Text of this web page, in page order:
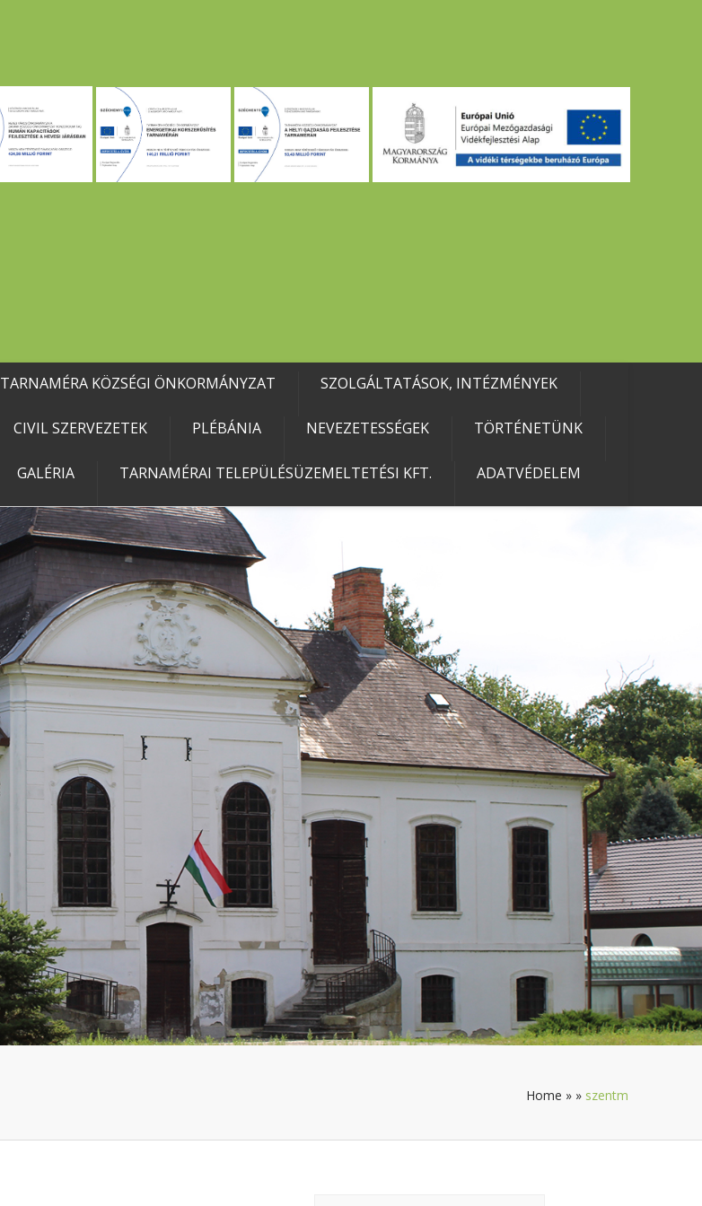
TARNAMÉRA KÖZSÉGI ÖNKORMÁNYZAT SZOLGÁLTATÁSOK, INTÉZMÉNYEK
CIVIL SZERVEZETEK PLÉBÁNIA NEVEZETESSÉGEK TÖRTÉNETÜNK
GALÉRIA TARNAMÉRAI TELEPÜLÉSÜZEMELTETÉSI KFT. ADATVÉDELEM
Home » » szentm